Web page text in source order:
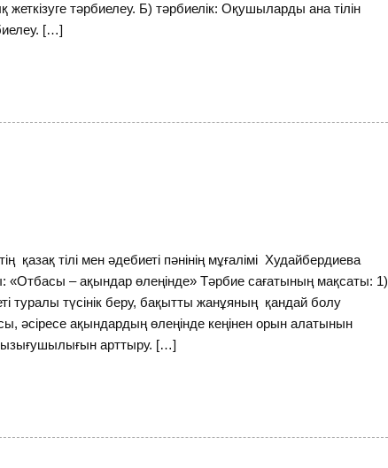
тәрбиелеу. Б) тәрбиелік: Оқушыларды ана тілін
[…]
тілі мен әдебиеті пәнінің мұғалімі Худайбердиева
– ақындар өлеңінде» Тәрбие сағатының мақсаты: 1)
туралы түсінік беру, бақытты жанұяның қандай болу
әсіресе ақындардың өлеңінде кеңінен орын алатынын
арттыру. […]